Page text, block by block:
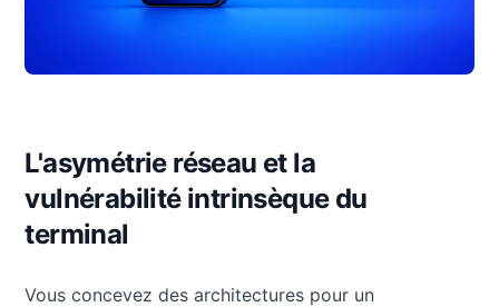
L'asymétrie réseau et la
vulnérabilité intrinsèque du
terminal
Vous concevez des architectures pour un